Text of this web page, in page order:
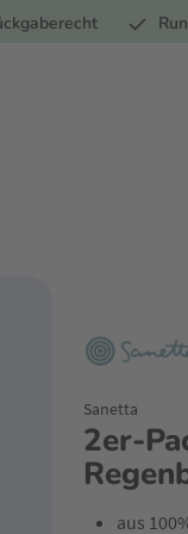
2er-
Sanetta
aus